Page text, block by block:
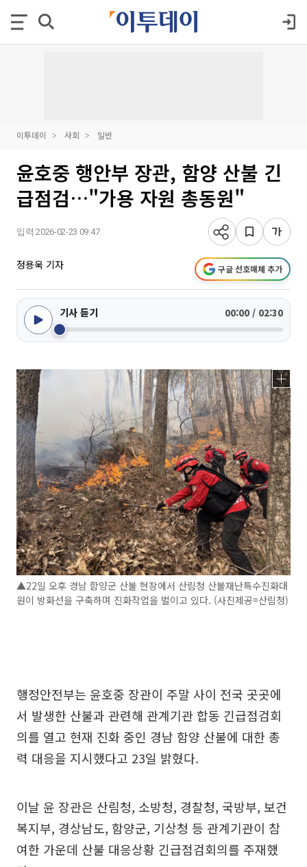
이투데이 사회 일반
윤호중 행안부 장관, 함양 산불 긴
급점검…"가용 자원 총동원"
입력 2026-02-23 09:47
정용욱 기자 구글 선호매체 추가
기사 듣기 00:00 / 02:30
▲22일 오후 경남 함양군 산불 현장에서 산림청 산불재난특수진화대
원이 방화선을 구축하며 진화작업을 벌이고 있다. (사진제공=산림청)
행정안전부는 윤호중 장관이 주말 사이 전국 곳곳에
서 발생한 산불과 관련해 관계기관 합동 긴급점검회
의를 열고 현재 진화 중인 경남 함양 산불에 대한 총
력 대응을 지시했다고 23일 밝혔다.
이날 윤 장관은 산림청, 소방청, 경찰청, 국방부, 보건
복지부, 경상남도, 함양군, 기상청 등 관계기관이 참
여한 가운데 산불 대응상황 긴급점검회의를 주재했